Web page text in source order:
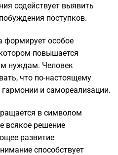
содействует выявить
поступков.
формирует особое
повышается
нуждам. Человек
что по-настоящему
гармонии и самореализации.
в символом
всякое решение
развитие
способствует